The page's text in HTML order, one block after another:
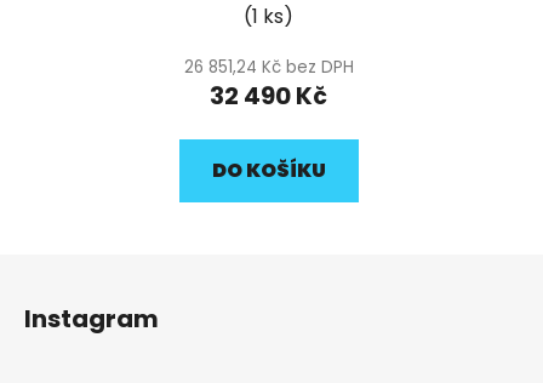
(1 ks)
26 851,24 Kč bez DPH
32 490 Kč
DO KOŠÍKU
Instagram